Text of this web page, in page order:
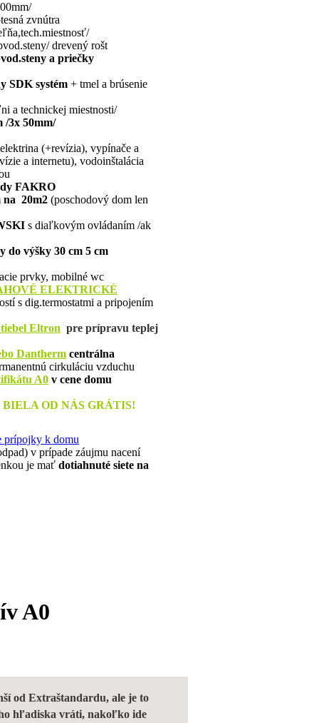
zvnútra
drevený rošt
a priečky
SDK systém + tmel a brúsenie
a technickej miestnosti/
/3x 50mm/
(+revízia), vypínače a
a internetu), vodoinštalácia
FAKRO
na 20m2 (poschodový dom len
s diaľkovým ovládaním /ak
do výšky 30 cm 5 cm
prvky, mobilné wc
ELEKTRICKÉ
s dig.termostatmi a pripojením
Eltron pre prípravu teplej
Dantherm centrálna
cirkuláciu vzduchu
A0 v cene domu
OD NÁS GRÁTIS!
prípojky k domu
v prípade záujmu nacení
je mať dotiahnuté siete na
A0
od Extraštandardu, ale je to
hľadiska vráti, nakoľko ide